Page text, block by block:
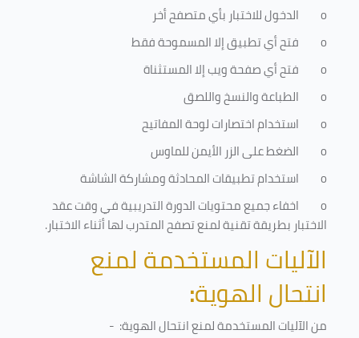
o
الدخول للاختبار بأي متصفح أخر
o
فتح أي تطبيق إلا المسموحة فقط
o
فتح أي صفحة ويب إلا المستثناة
o
الطباعة والنسخ واللصق
o
استخدام اختصارات لوحة المفاتيح
o
الضغط على الزر الأيمن للماوس
o
استخدام تطبيقات المحادثة ومشاركة الشاشة
o
اخفاء جميع محتويات الدورة التدريبية في وقت عقد
الاختبار بطريقة تقنية لمنع تصفح المتدرب لها أثناء الاختبار.
الآليات المستخدمة لمنع
انتحال الهوية:
من الآليات المستخدمة لمنعانتحال الهوية: -